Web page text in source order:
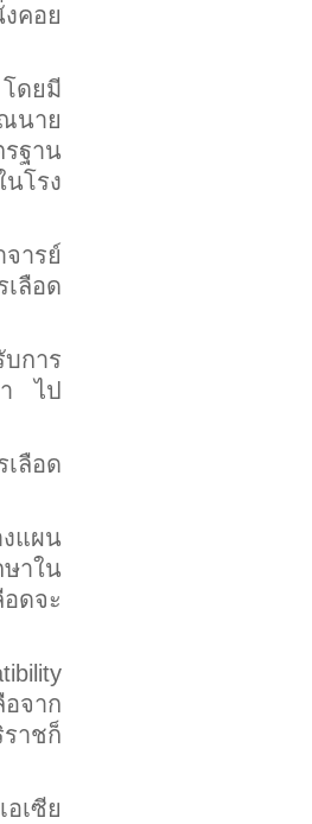
คอย
ดยมี
นาย
ฐาน
โรง
ารย์
ลือด
การ
า ไป
ลือด
แผน
าใน
ดจะ
จาก
าชก็
เซีย